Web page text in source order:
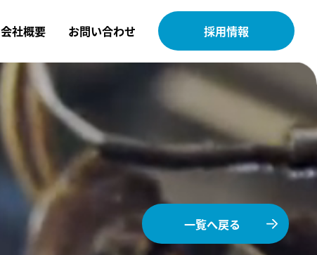
会社概要 お問い合わせ 採用情報
一覧へ戻る